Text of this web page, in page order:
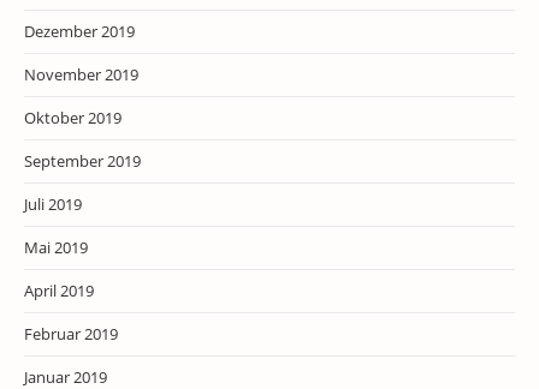
Dezember 2019
November 2019
Oktober 2019
September 2019
Juli 2019
Mai 2019
April 2019
Februar 2019
Januar 2019